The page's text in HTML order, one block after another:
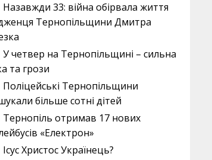
Назавжди 33: війна обірвала життя
Тернопільщини Дмитра
У четвер на Тернопільщині – сильна
та грози
Поліцейські Тернопільщини
більше сотні дітей
Тернопіль отримав 17 нових
«Електрон»
Ісус Христос Українець?